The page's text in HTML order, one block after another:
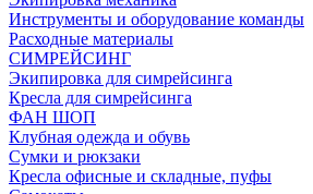
Инструменты и оборудование команды
Расходные материалы
СИМРЕЙСИНГ
Экипировка для симрейсинга
Кресла для симрейсинга
ФАН ШОП
Клубная одежда и обувь
Сумки и рюкзаки
Кресла офисные и складные, пуфы